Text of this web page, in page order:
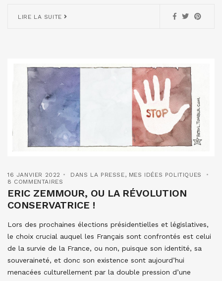
LIRE LA SUITE
16 JANVIER 2022 DANS LA PRESSE, MES IDÉES POLITIQUES
8 COMMENTAIRES
ERIC ZEMMOUR, OU LA RÉVOLUTION
CONSERVATRICE !
Lors des prochaines élections présidentielles et législatives,
le choix crucial auquel les Français sont confrontés est celui
de la survie de la France, ou non, puisque son identité, sa
souveraineté, et donc son existence sont aujourd’hui
menacées culturellement par la double pression d’une